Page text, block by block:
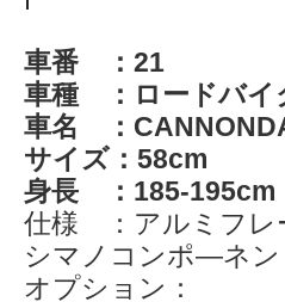
車番 ：21
車種 ：ロードバイ
車名 ：
サイズ：58cm
身長 ：185-195cm
仕様 ：アルミフレ
シマノコンポ―ネン
オプション：